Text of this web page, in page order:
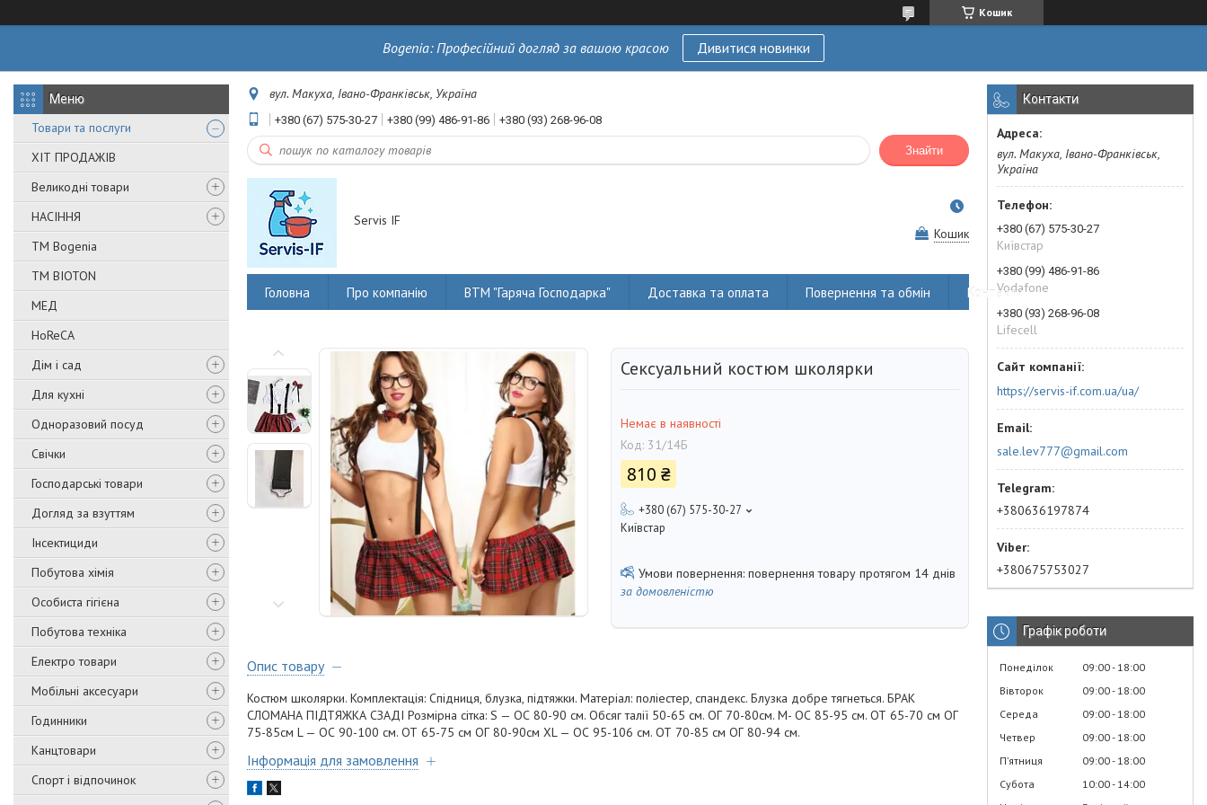
Кошик
Bogenia: Професійний догляд за вашою красою Дивитися новинки
Товари та послуги
ХІТ ПРОДАЖІВ
Великодні товари
НАСІННЯ
ТМ Bogenia
ТМ BIOTON
МЕД
HoReCA
Дім і сад
Для кухні
Одноразовий посуд
Свічки
Господарські товари
Догляд за взуттям
Інсектициди
Побутова хімія
Особиста гігієна
Побутова техніка
Електро товари
Мобільні аксесуари
Годинники
Канцтовари
Спорт і відпочинок
вул. Макуха, Івано-Франківськ, Україна
+380 (67) 575-30-27 +380 (99) 486-91-86 +380 (93) 268-96-08
Знайти
Servis IF
Кошик
Головна Про компанію ВТМ "Гаряча Господарка" Доставка та оплата Повернення та обмін Контакти
Сексуальний костюм школярки
Немає в наявності
Код: 31/14Б
810 ₴
+380 (67) 575-30-27
Київстар
повернення товару протягом 14 днів
за домовленістю
Опис товару
Костюм школярки. Комплектація: Спідниця, блузка, підтяжки. Матеріал: поліестер, спандекс. Блузка добре тягнеться. БРАК
СЛОМАНА ПІДТЯЖКА СЗАДІ Розмірна сітка: S — ОС 80-90 см. Обсяг талії 50-65 см. ОГ 70-80см. M- ОС 85-95 см. ОТ 65-70 см ОГ
75-85см L — ОС 90-100 см. ОТ 65-75 см ОГ 80-90см XL — ОС 95-106 см. ОТ 70-85 см ОГ 80-94 см.
Інформація для замовлення
Контакти
вул. Макуха, Івано-Франківськ,
Україна
+380 (67) 575-30-27
Київстар
+380 (99) 486-91-86
Vodafone
+380 (93) 268-96-08
Lifecell
https://servis-if.com.ua/ua/
sale.lev777@gmail.com
+380636197874
+380675753027
Графік роботи
Понеділок 09:00 18:00
Вівторок
09:00 18:00
Середа
09:00 18:00
Четвер
09:00 18:00
Пʼятниця
09:00 18:00
Субота
10:00 14:00